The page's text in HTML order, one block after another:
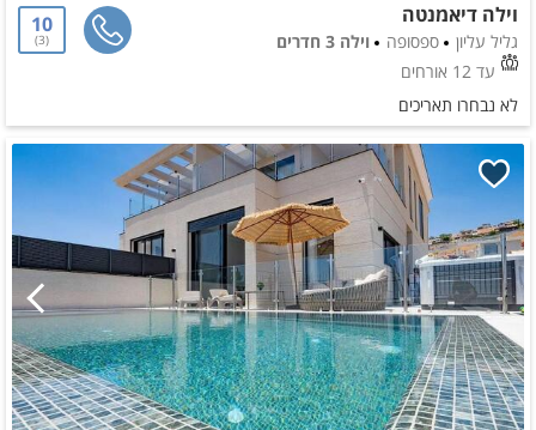
וילה דיאמנטה
גליל עליון ספסופה
וילה 3 חדרים
עד 12 אורחים
10
3
לא נבחרו תאריכים